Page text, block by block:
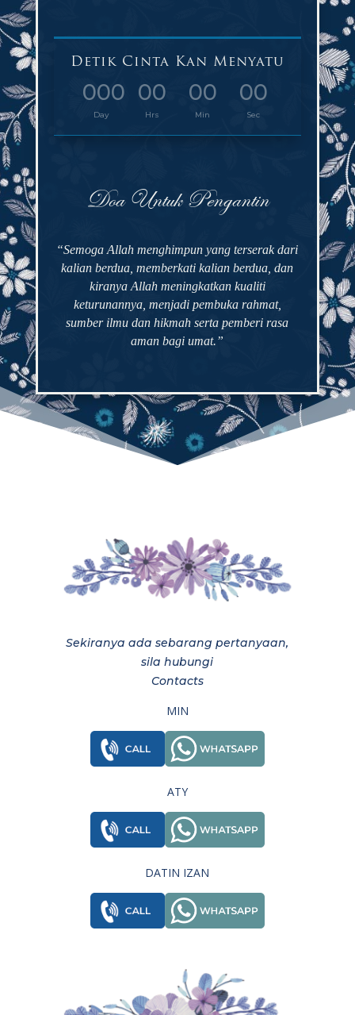
Detik Cinta Kan Menyatu
000
Day
00
Hrs
00
Min
00
Sec
Doa Untuk Pengantin
“Semoga Allah menghimpun yang terserak dari
kalian berdua, memberkati kalian berdua, dan
kiranya Allah meningkatkan kualiti
keturunannya, menjadi pembuka rahmat,
sumber ilmu dan hikmah serta pemberi rasa
aman bagi umat.”
Sekiranya ada sebarang pertanyaan,
sila hubungi
Contacts
MIN
ATY
DATIN IZAN